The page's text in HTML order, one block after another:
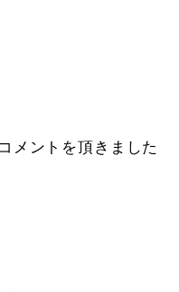
メントを頂きました